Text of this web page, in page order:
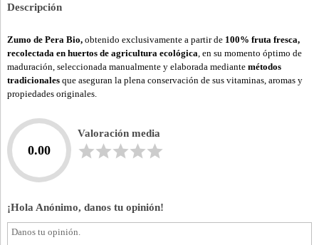
Descripción
Zumo de Pera Bio, obtenido exclusivamente a partir de 100% fruta fresca,
recolectada en huertos de agricultura ecológica, en su momento óptimo de
maduración, seleccionada manualmente y elaborada mediante métodos
tradicionales que aseguran la plena conservación de sus vitaminas, aromas y
propiedades originales.
0.00
Valoración media
¡Hola Anónimo, danos tu opinión!